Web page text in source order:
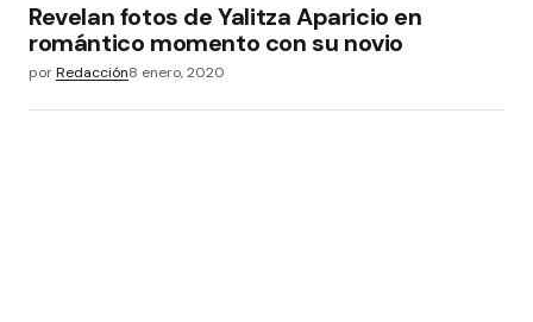
Revelan fotos de Yalitza Aparicio en
romántico momento con su novio
porRedacción8 enero, 2020